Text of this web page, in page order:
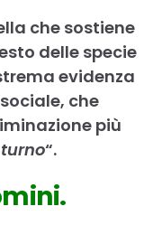
che sostiene
delle specie
evidenza
che
più
“.